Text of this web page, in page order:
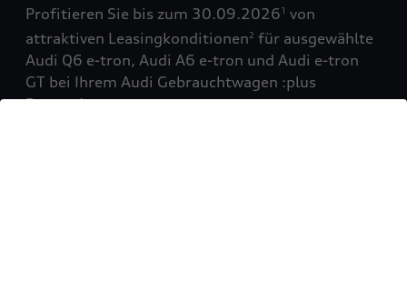
Profitieren Sie bis zum 30.09.20261 von
attraktiven Leasingkonditionen2 für ausgewählte
Audi Q6 e-tron, Audi A6 e-tron und Audi e-tron
GT bei Ihrem Audi Gebrauchtwagen :plus
Partner!